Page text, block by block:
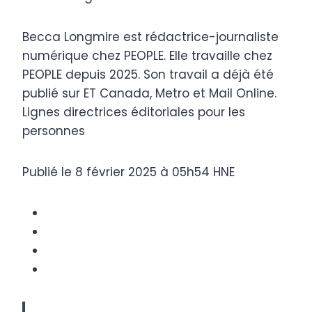
Becca Longmire est rédactrice-journaliste
numérique chez PEOPLE. Elle travaille chez
PEOPLE depuis 2025. Son travail a déjà été
publié sur ET Canada, Metro et Mail Online.
Lignes directrices éditoriales pour les
personnes
Publié le 8 février 2025 à 05h54 HNE